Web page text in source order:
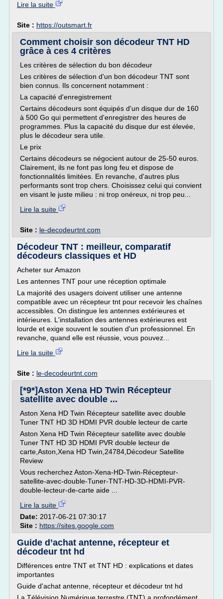
Lire la suite
Site : https://outsmart.fr
Comment choisir son décodeur TNT HD
grâce à ces 4 critères
Les critères de sélection du bon décodeur
Les critères de sélection d'un bon décodeur TNT sont
bien connus. Ils concernent notamment :
La capacité d'enregistrement
Certains décodeurs sont équipés d'un disque dur de 160
à 500 Go qui permettent d'enregistrer des heures de
programmes. Plus la capacité du disque dur est élevée,
plus le décodeur sera utile.
Le prix
Certains décodeurs se négocient autour de 25-50 euros.
Clairement, ils ne font pas long feu et dispose de
fonctionnalités limitées. En revanche, d'autres plus
performants sont trop chers. Choisissez celui qui convient
en visant le juste milieu : ni trop onéreux, ni trop peu...
Lire la suite
Site : le-decodeurtnt.com
Décodeur TNT : meilleur, comparatif
décodeurs classiques et HD
Acheter sur Amazon
Les antennes TNT pour une réception optimale
La majorité des usagers doivent utiliser une antenne
compatible avec un récepteur tnt pour recevoir les chaînes
accessibles. On distingue les antennes extérieures et
intérieures. L'installation des antennes extérieures est
lourde et exige souvent le soutien d'un professionnel. En
revanche, quand elle est réussie, vous pouvez...
Lire la suite
Site : le-decodeurtnt.com
[*9*]Aston Xena HD Twin Récepteur
satellite avec double ...
Aston Xena HD Twin Récepteur satellite avec double
Tuner TNT HD 3D HDMI PVR double lecteur de carte
Aston Xena HD Twin Récepteur satellite avec double
Tuner TNT HD 3D HDMI PVR double lecteur de
carte,Aston,Xena HD Twin,24784,Décodeur Satellite
Review
Vous recherchez Aston-Xena-HD-Twin-Récepteur-
satellite-avec-double-Tuner-TNT-HD-3D-HDMI-PVR-
double-lecteur-de-carte aide ...
Lire la suite
Date: 2017-06-21 07:30:17
Site : https://sites.google.com
Guide d’achat antenne, récepteur et
décodeur tnt hd
Différences entre TNT et TNT HD : explications et dates
importantes
Guide d'achat antenne, récepteur et décodeur tnt hd